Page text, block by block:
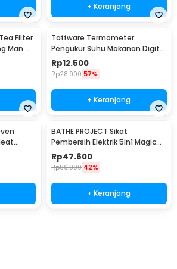
+ Keranjang
Filter
Man
Taffware Termometer
Pengukur Suhu Makanan Digital
Daging Kopi Susu - TP101
Rp12.500
Rp28.900 57%
+ Keranjang
BATHE PROJECT Sikat
Pembersih Elektrik 5in1 Magic
Brush Rechargeable - WQ8110
Rp47.600
Rp80.900 42%
+ Keranjang